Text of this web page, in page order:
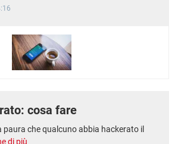
cosa fare
paura che qualcuno abbia hackerato il
di più